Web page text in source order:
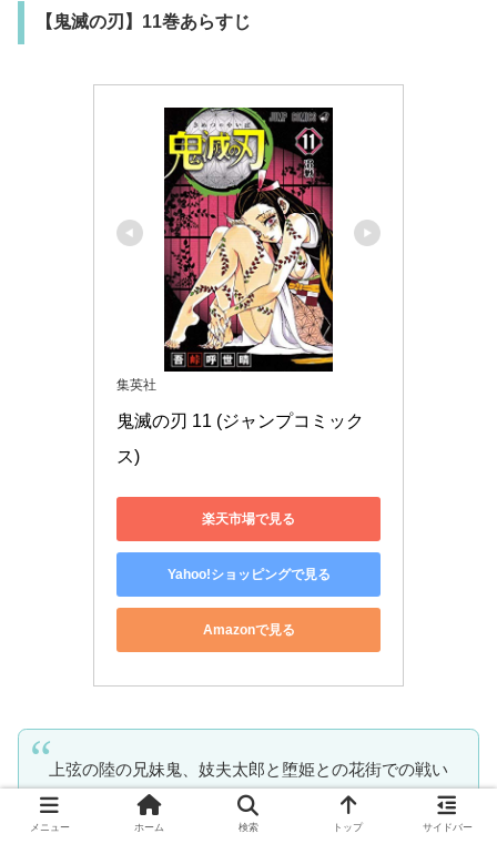
【鬼滅の刃】11巻あらすじ
集英社
鬼滅の刃 11 (ジャンプコミック
ス)
楽天市場で見る
Yahoo!ショッピングで見る
Amazonで見る
上弦の陸の兄妹鬼、妓夫太郎と堕姫との花街での戦い
は熾烈を極める。次第に柱の宇髄と連携がとれる炭治
郎たちだが、宇髄や伊之助、善逸は鬼の凶刃に倒れて
メニュー ホーム 検索 トップ サイドバー